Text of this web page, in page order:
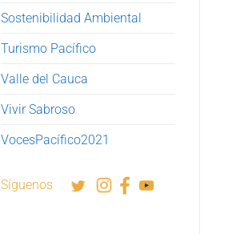
Sostenibilidad Ambiental
Turismo Pacífico
Valle del Cauca
Vivir Sabroso
VocesPacífico2021
Síguenos